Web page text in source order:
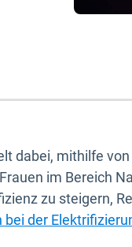
dabei, mithilfe von
im Bereich
zu steigern,
der